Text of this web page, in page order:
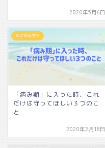
2020年5月6日
メンタルケア
「病み期」に入った時、これ
だけは守ってほしい３つのこ
と
2020年2月18日